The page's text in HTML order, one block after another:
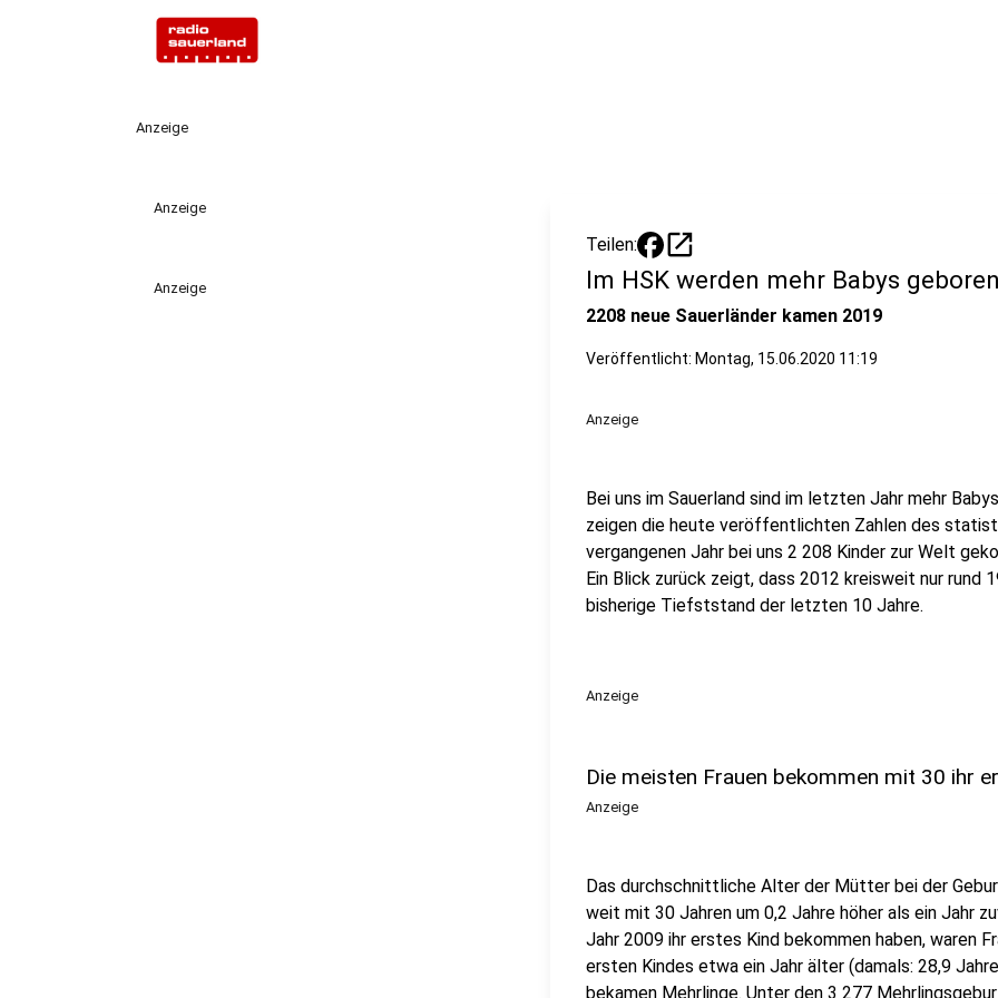
Anzeige
Anzeige
Anzeige
Teilen: open_in_new
Im HSK werden mehr Babys geboren
2208 neue Sauerländer kamen 2019
Veröffentlicht: Montag, 15.06.2020 11:19
Anzeige
Bei uns im Sauerland sind im letzten Jahr mehr
zeigen die heute veröffentlichten Zahlen des
vergangenen Jahr bei uns 2 208 Kinder zur Welt
Ein Blick zurück zeigt, dass 2012 kreisweit nur rund
bisherige Tiefststand der letzten 10 Jahre.
Anzeige
Die meisten Frauen bekommen mit 30 ihr
Anzeige
Das durchschnittliche Alter der Mütter bei der
weit mit 30 Jahren um 0,2 Jahre höher als ein Jahr
Jahr 2009 ihr erstes Kind bekommen haben, waren
ersten Kindes etwa ein Jahr älter (damals: 28,9
bekamen Mehrlinge. Unter den 3 277